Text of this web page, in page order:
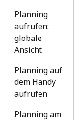
Planning
aufrufen:
globale
Ansicht
Planning auf
dem Handy
aufrufen
Planning am